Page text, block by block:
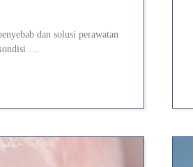
dan solusi perawatan
…